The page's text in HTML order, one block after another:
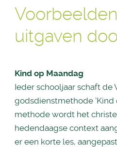
uitgaven
Kind op Maandag
Ieder schooljaar schaft de
godsdienstmethode ‘Kind
methode wordt het
hedendaagse context
er een korte les,